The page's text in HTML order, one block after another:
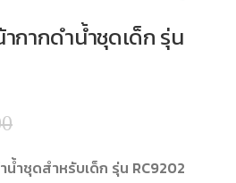
ากากดำน้ำชุดเด็ก รุ่น
น้ำชุดสำหรับเด็ก รุ่น RC9202